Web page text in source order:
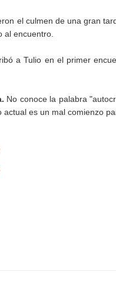
el culmen de una gran
al encuentro.
a Tulio en el primer
No conoce la palabra
es un mal comienzo